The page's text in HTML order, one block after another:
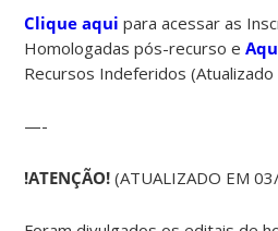
Clique aqui para acessar as
Homologadas pós-recurso e
Recursos Indeferidos
—-
!ATENÇÃO! (ATUALIZADO EM